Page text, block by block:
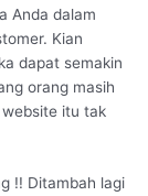
Anda dalam
Kian
dapat semakin
orang masih
itu tak
!! Ditambah lagi